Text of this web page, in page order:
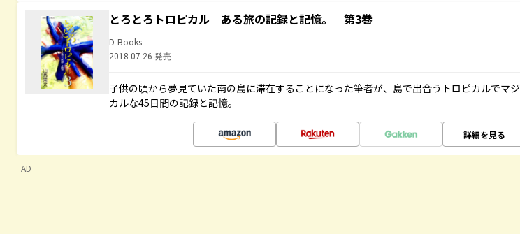
とろとろトロピカル ある旅の記録と記憶。 第3巻
D-Books
2018.07.26 発売
子供の頃から夢見ていた南の島に滞在することになった筆者が、島で出合うトロピカルでマジ
カルな45日間の記録と記憶。
詳細を見る
AD